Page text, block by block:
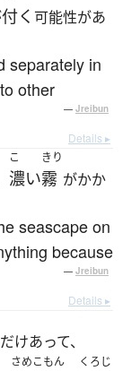
付く 可能性があ
separately in
other
— Jreibun
Details ▸
こ
濃い
きり
霧 がかか
seascape on
because
— Jreibun
Details ▸
けあって、
さめこもん くろじ